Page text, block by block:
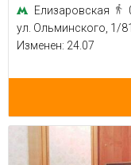
Елизаровская
ул. Ольминского, 1/81
Изменен: 24.07